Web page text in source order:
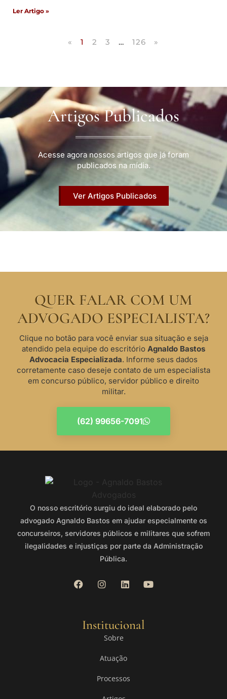
Ler Artigo »
« 1 2 3 … 126 »
Artigos Publicados
Acesse agora nossos artigos que já foram
publicados na mídia.
Ver Artigos Publicados
QUER FALAR COM UM
ADVOGADO ESPECIALISTA?
Clique no botão para você enviar sua situação e seja
atendido pela equipe do escritório Agnaldo Bastos
Advocacia Especializada. Informe seus dados
corretamente caso deseje contato de um especialista
em concurso público, servidor público e direito
militar.
(62) 99656-7091
O nosso escritório surgiu do ideal elaborado pelo
advogado Agnaldo Bastos em ajudar especialmente os
concurseiros, servidores públicos e militares que sofrem
ilegalidades e injustiças por parte da Administração
Pública.
Institucional
Sobre
Atuação
Processos